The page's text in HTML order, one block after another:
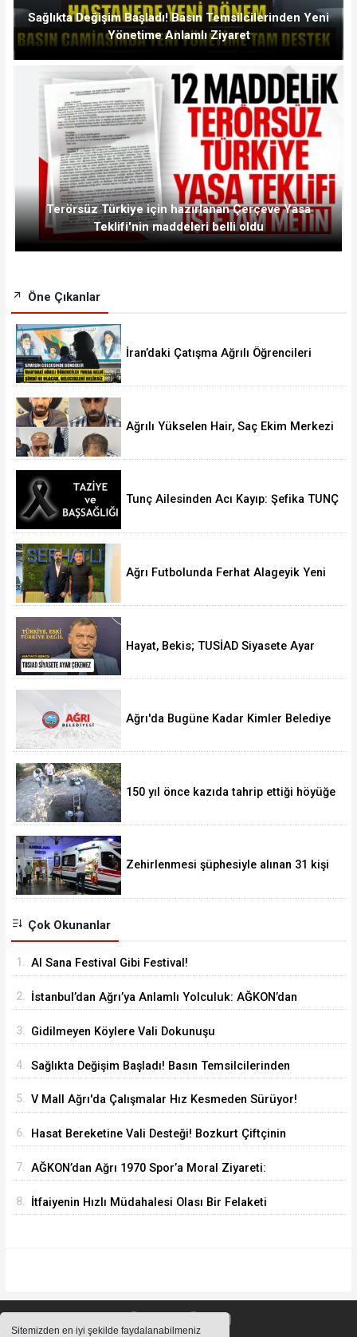
Sitemizden en iyi şekilde faydalanabilmeniz
Sağlıkta Değişim Başladı! Basın Temsilcilerinden Yeni
Yönetime Anlamlı Ziyaret
Terörsüz Türkiye için hazırlanan Çerçeve Yasa
Teklifi'nin maddeleri belli oldu
Öne Çıkanlar
İran’daki Çatışma Ağrılı Öğrencileri
Ağrılı Yükselen Hair, Saç Ekim Merkezi
Tunç Ailesinden Acı Kayıp: Şefika TUNÇ
Ağrı Futbolunda Ferhat Alageyik Yeni
Hayat, Bekis; TUSİAD Siyasete Ayar
Ağrı'da Bugüne Kadar Kimler Belediye
150 yıl önce kazıda tahrip ettiği höyüğe
Zehirlenmesi şüphesiyle alınan 31 kişi
Çok Okunanlar
1. Al Sana Festival Gibi Festival!
2. İstanbul’dan Ağrı’ya Anlamlı Yolculuk: AĞKON’dan
3. Gidilmeyen Köylere Vali Dokunuşu
4. Sağlıkta Değişim Başladı! Basın Temsilcilerinden
5. V Mall Ağrı'da Çalışmalar Hız Kesmeden Sürüyor!
6. Hasat Bereketine Vali Desteği! Bozkurt Çiftçinin
7. AĞKON’dan Ağrı 1970 Spor’a Moral Ziyareti:
8. İtfaiyenin Hızlı Müdahalesi Olası Bir Felaketi